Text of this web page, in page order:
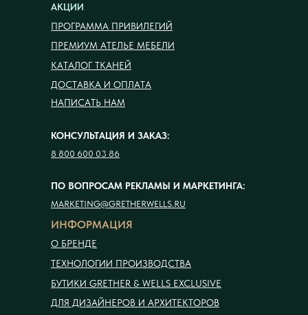
ИНФОРМАЦИЯ
О БРЕНДЕ
ТЕХНОЛОГИИ ПРОИЗВОДСТВА
БУТИКИ GRETHER & WELLS EXCLUSIVE
ДЛЯ ДИЗАЙНЕРОВ И АРХИТЕКТОРОВ
КОНСУЛЬТАЦИЯ И ЗАКАЗ:
8 800 600 03 86
АКЦИИ
ПРОГРАММА ПРИВИЛЕГИЙ
ПРЕМИУМ АТЕЛЬЕ МЕБЕЛИ
КАТАЛОГ ТКАНЕЙ
ДОСТАВКА И ОПЛАТА
ПО ВОПРОСАМ РЕКЛАМЫ И МАРКЕТИНГА:
MARKETING@GRETHERWELLS.RU
НАПИСАТЬ НАМ